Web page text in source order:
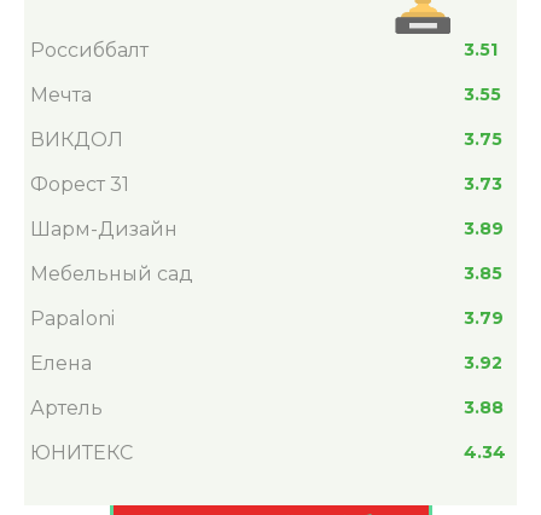
Россиббалт 3.51
Мечта 3.55
ВИКДОЛ 3.75
Форест 31 3.73
Шарм-Дизайн 3.89
Мебельный сад 3.85
Papaloni 3.79
Елена 3.92
Артель 3.88
ЮНИТЕКС 4.34